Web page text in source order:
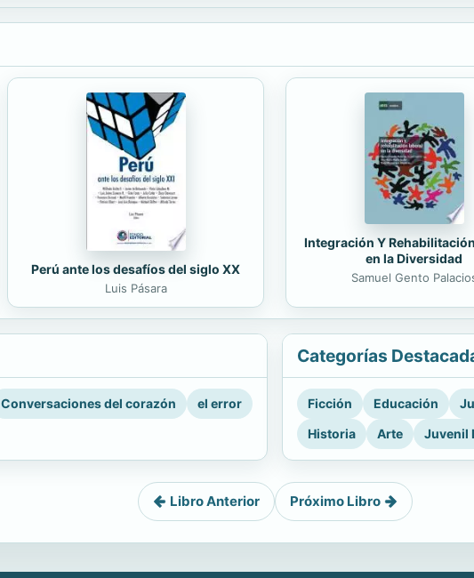
Perú ante los desafíos del siglo XX
Luis Pásara
Integración Y
en la Diversidad
Samuel Gento
Conversaciones del corazón
el error
Categorías
Ficción Educación
Historia
Arte Juvenil
Libro Anterior Próximo Libro